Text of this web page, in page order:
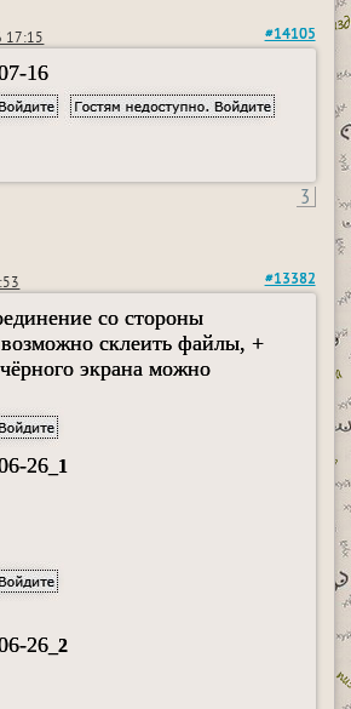
17:15 #14105
16
3
#13382
со стороны
возможно склеить файлы, +
экрана можно
26 _1
26 _2